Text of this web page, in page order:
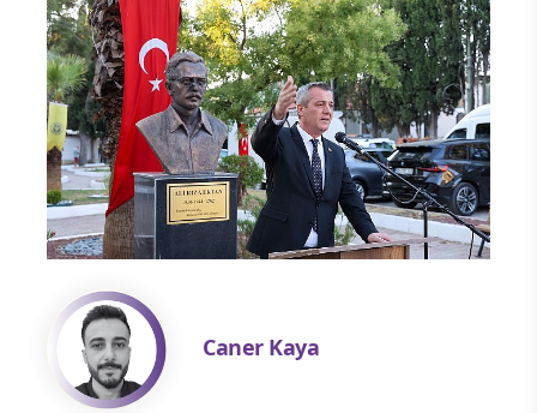
Caner Kaya